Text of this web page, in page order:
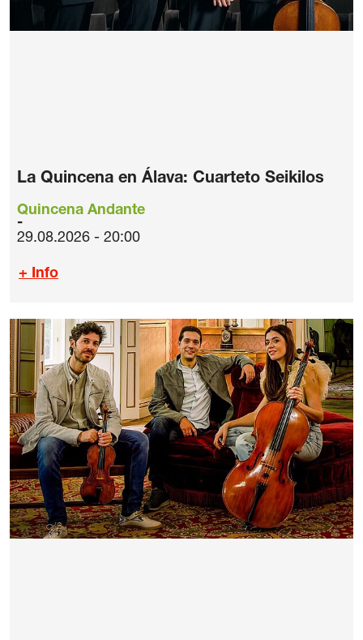
La Quincena en Álava: Cuarteto Seikilos
Quincena Andante
29.08.2026 - 20:00
+ Info